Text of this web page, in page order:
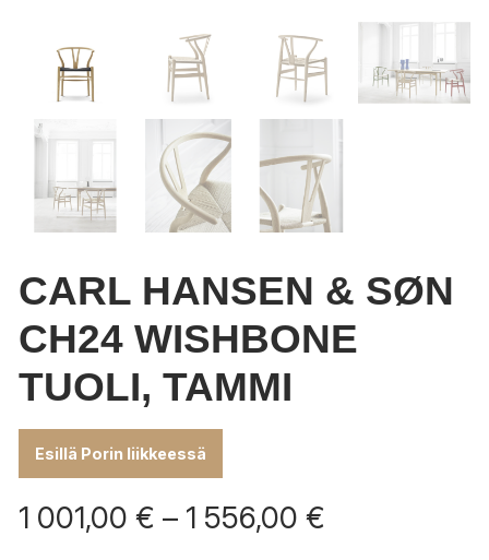
CARL HANSEN & SØN
CH24 WISHBONE
TUOLI, TAMMI
Esillä Porin liikkeessä
1 001,00 € – 1 556,00 €